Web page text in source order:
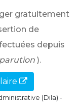
gratuitement
de
depuis
).
(Dila) -